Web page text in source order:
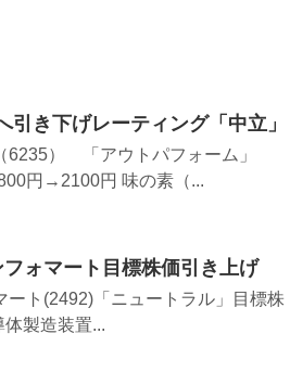
き下げレーティング「中立」
6235） 「アウトパフォーム」
円→2100円 味の素（...
ォマート目標株価引き上げ
ト(2492)「ニュートラル」目標株
製造装置...